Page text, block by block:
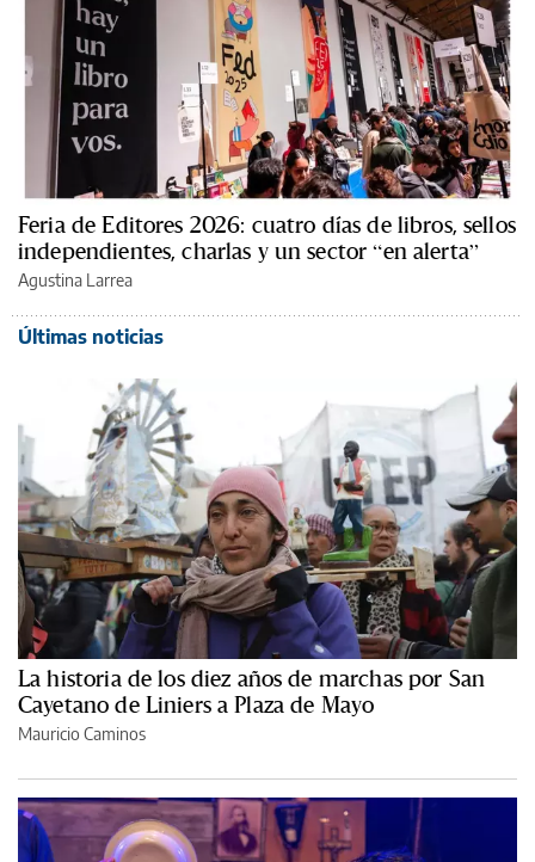
Feria de Editores 2026: cuatro días de libros, sellos
independientes, charlas y un sector “en alerta”
Agustina Larrea
Últimas noticias
La historia de los diez años de marchas por San
Cayetano de Liniers a Plaza de Mayo
Mauricio Caminos